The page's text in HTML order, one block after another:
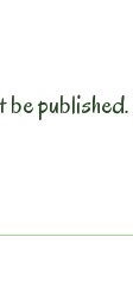
be published.